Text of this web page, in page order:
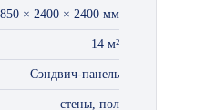
× 2400 × 2400 мм
14 м²
Сэндвич-панель
стены, пол